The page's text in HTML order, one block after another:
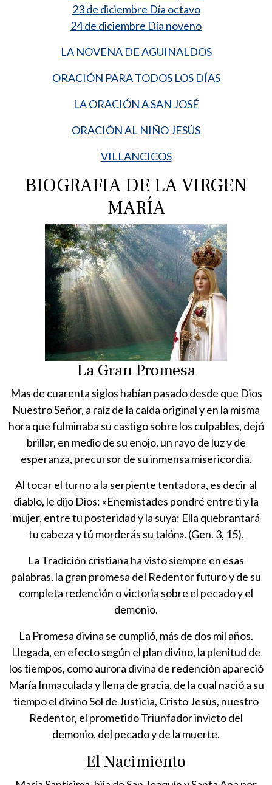
23 de diciembre Día octavo
24 de diciembre Día noveno
LA NOVENA DE AGUINALDOS
ORACIÓN PARA TODOS LOS DÍAS
LA ORACIÓN A SAN JOSÉ
ORACIÓN AL NIÑO JESÚS
VILLANCICOS
BIOGRAFIA DE LA VIRGEN
MARÍA
La Gran Promesa
Mas de cuarenta siglos habían pasado desde que Dios
Nuestro Señor, a raíz de la caída original y en la misma
hora que fulminaba su castigo sobre los culpables, dejó
brillar, en medio de su enojo, un rayo de luz y de
esperanza, precursor de su inmensa misericordia.
Al tocar el turno a la serpiente tentadora, es decir al
diablo, le dijo Dios: «Enemistades pondré entre ti y la
mujer, entre tu posteridad y la suya: Ella quebrantará
tu cabeza y tú morderás su talón». (Gen. 3, 15).
La Tradición cristiana ha visto siempre en esas
palabras, la gran promesa del Redentor futuro y de su
completa redención o victoria sobre el pecado y el
demonio.
La Promesa divina se cumplió, más de dos mil años.
Llegada, en efecto según el plan divino, la plenitud de
los tiempos, como aurora divina de redención apareció
María Inmaculada y llena de gracia, de la cual nació a su
tiempo el divino Sol de Justicia, Cristo Jesús, nuestro
Redentor, el prometido Triunfador invicto del
demonio, del pecado y de la muerte.
El Nacimiento